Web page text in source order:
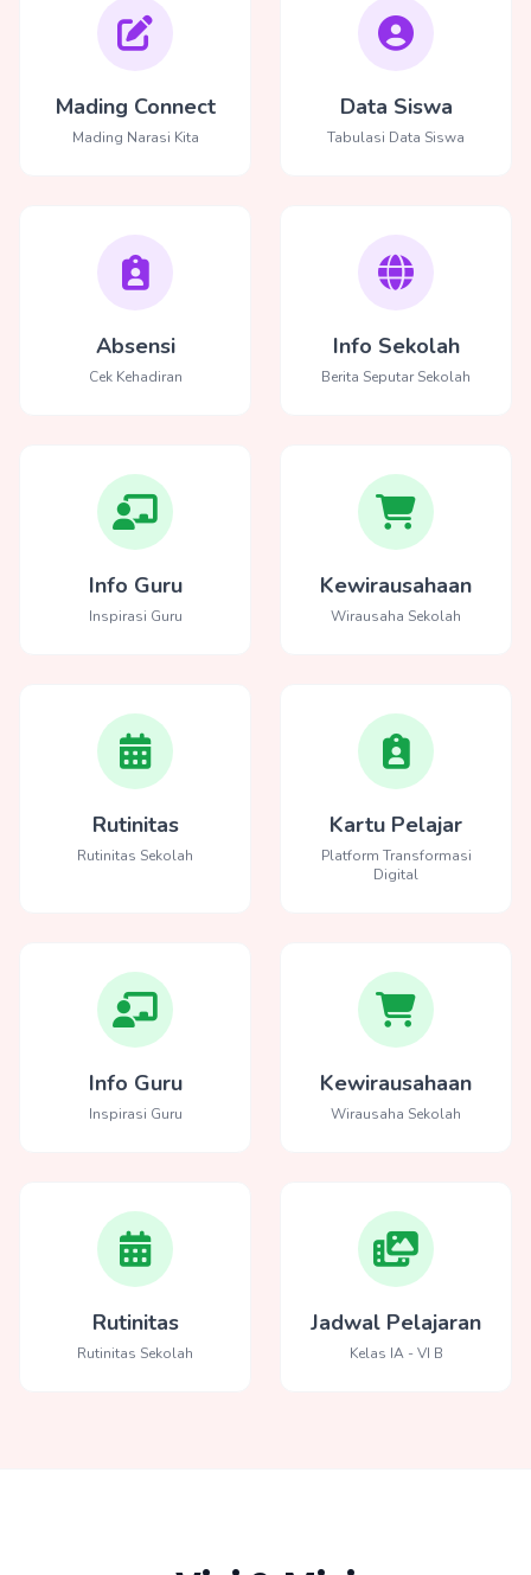
Mading Connect
Mading Narasi Kita
Data Siswa
Tabulasi Data Siswa
Absensi
Cek Kehadiran
Info Sekolah
Berita Seputar Sekolah
Info Guru
Inspirasi Guru
Kewirausahaan
Wirausaha Sekolah
Rutinitas
Rutinitas Sekolah
Kartu Pelajar
Platform Transformasi
Digital
Info Guru
Inspirasi Guru
Kewirausahaan
Wirausaha Sekolah
Rutinitas
Rutinitas Sekolah
Jadwal Pelajaran
Kelas IA - VI B